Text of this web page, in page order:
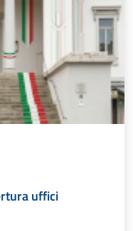
uffici